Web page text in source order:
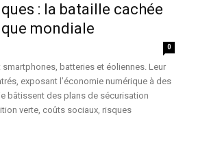
: la bataille cachée
mondiale
0
batteries et éoliennes. Leur
exposant l’économie numérique à des
bâtissent des plans de sécurisation
verte, coûts sociaux, risques